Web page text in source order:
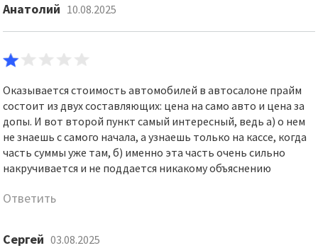
Анатолий 10.08.2025
Оказывается стоимость автомобилей в автосалоне прайм
состоит из двух составляющих: цена на само авто и цена за
допы. И вот второй пункт самый интересный, ведь а) о нем
не знаешь с самого начала, а узнаешь только на кассе, когда
часть суммы уже там, б) именно эта часть очень сильно
накручивается и не поддается никакому объяснению
Ответить
Сергей 03.08.2025